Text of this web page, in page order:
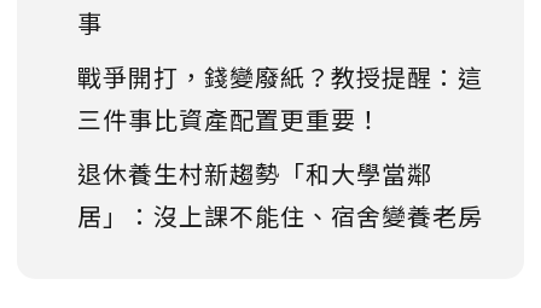
事
戰爭開打，錢變廢紙？教授提醒：這
三件事比資產配置更重要！
退休養生村新趨勢「和大學當鄰
居」：沒上課不能住、宿舍變養老房